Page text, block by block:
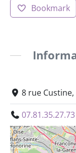
Bookmark
8 rue Custine,
07.81.35.27.73